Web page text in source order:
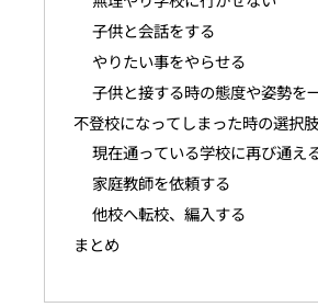
子供と会話をする
やりたい事をやらせる
子供と接する時の態度や姿勢を
不登校になってしまった時の選択肢
現在通っている学校に再び通え
家庭教師を依頼する
他校へ転校、編入する
まとめ